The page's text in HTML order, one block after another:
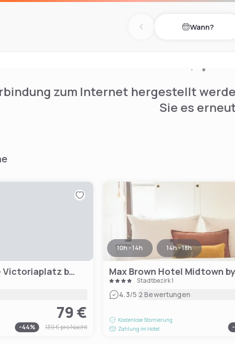
und Einrichtungen des Meliá Düsseldorf zählen
Previous day Wann?
zum Internet hergestellt
Sie es
Hotel Indigo Düsseldorf - Victoriaplatz by IHG
79 €
-44% 139 €pro Nacht
10h - 14h 14h - 18h
Stadtbezirk 1
4.3/5|2 Bewertungen
Kostenlose Stornierung
Zahlung im Hotel
-